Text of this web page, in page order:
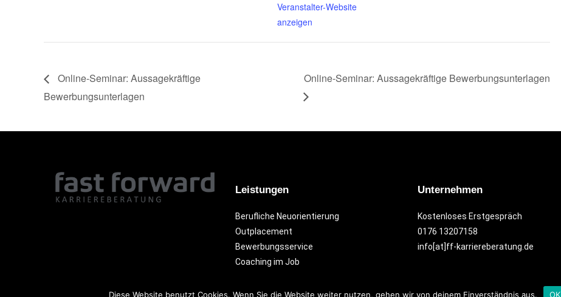
Veranstalter-Website
anzeigen
Online-Seminar: Aussagekräftige
Bewerbungsunterlagen
Online-Seminar: Aussagekräftige Bewerbungsunterlagen
Leistungen
Berufliche Neuorientierung
Outplacement
Bewerbungsservice
Coaching im Job
Unternehmen
Kostenloses Erstgespräch
0176 13207158
info[at]ff-karriereberatung.de
Diese Website benutzt Cookies. Wenn Sie die Website weiter nutzen, gehen wir von deinem Einverständnis aus. OK